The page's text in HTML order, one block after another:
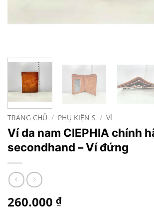
TRANG CHỦ / PHỤ KIỆN S / VÍ
Ví da nam CIEPHIA chính
secondhand – Ví đứng
260.000 ₫